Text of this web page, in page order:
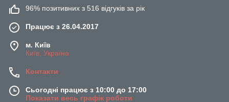
96% позитивних з 516 відгуків за рік
Працює з 26.04.2017
м. Київ
Київ, Україна
Контакти
Сьогодні працює з 10:00 до 17:00
Показати весь графік роботи